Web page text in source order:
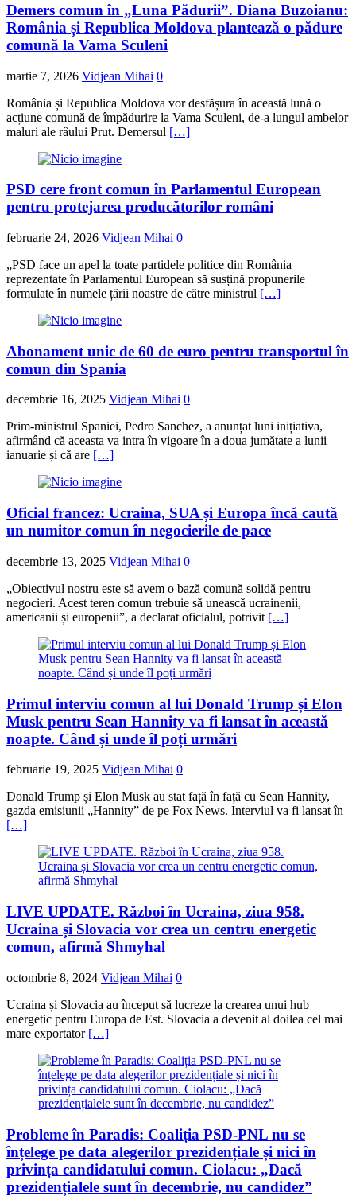
Demers comun în „Luna Pădurii”. Diana Buzoianu:
România și Republica Moldova plantează o pădure
comună la Vama Sculeni
martie 7, 2026 Vidjean Mihai 0
România și Republica Moldova vor desfășura în această lună o
acțiune comună de împădurire la Vama Sculeni, de-a lungul ambelor
maluri ale râului Prut. Demersul […]
PSD cere front comun în Parlamentul European
pentru protejarea producătorilor români
februarie 24, 2026 Vidjean Mihai 0
„PSD face un apel la toate partidele politice din România
reprezentate în Parlamentul European să susțină propunerile
formulate în numele țării noastre de către ministrul […]
Abonament unic de 60 de euro pentru transportul în
comun din Spania
decembrie 16, 2025 Vidjean Mihai 0
Prim-ministrul Spaniei, Pedro Sanchez, a anunțat luni inițiativa,
afirmând că aceasta va intra în vigoare în a doua jumătate a lunii
ianuarie și că are […]
Oficial francez: Ucraina, SUA și Europa încă caută
un numitor comun în negocierile de pace
decembrie 13, 2025 Vidjean Mihai 0
„Obiectivul nostru este să avem o bază comună solidă pentru
negocieri. Acest teren comun trebuie să unească ucrainenii,
americanii și europenii”, a declarat oficialul, potrivit […]
Primul interviu comun al lui Donald Trump și Elon
Musk pentru Sean Hannity va fi lansat în această
noapte. Când și unde îl poți urmări
februarie 19, 2025 Vidjean Mihai 0
Donald Trump și Elon Musk au stat față în față cu Sean Hannity,
gazda emisiunii „Hannity” de pe Fox News. Interviul va fi lansat în
[…]
LIVE UPDATE. Război în Ucraina, ziua 958.
Ucraina și Slovacia vor crea un centru energetic
comun, afirmă Shmyhal
octombrie 8, 2024 Vidjean Mihai 0
Ucraina și Slovacia au început să lucreze la crearea unui hub
energetic pentru Europa de Est. Slovacia a devenit al doilea cel mai
mare exportator […]
Probleme în Paradis: Coaliția PSD-PNL nu se
înțelege pe data alegerilor prezidențiale și nici în
privința candidatului comun. Ciolacu: „Dacă
prezidențialele sunt în decembrie, nu candidez”